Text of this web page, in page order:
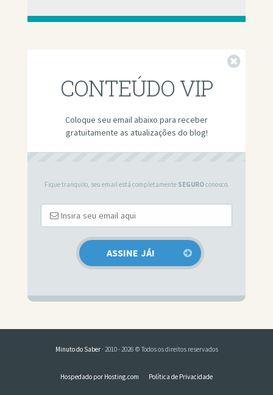
CONTEÚDO VIP
Coloque seu email abaixo para receber
gratuitamente as atualizações do blog!
Fique tranquilo, seu email está completamente SEGUROconosco.
Minuto do Saber· 2010 - 2026 © Todos os direitos reservados
Hospedado por Hosting.com Política de Privacidade